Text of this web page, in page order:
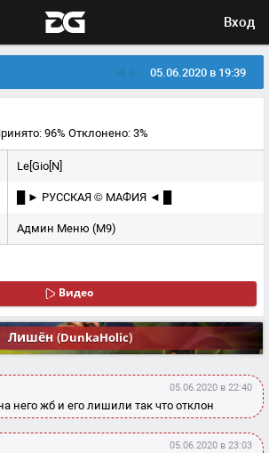
Вход
05.06.2020 в 19:39
96% Отклонено: 3%
Le[Gio[N]
█ ► РУССКАЯ © МАФИЯ ◄ █
Админ Меню (М9)
Видео
Лишён (DunkaHolic)
05.06.2020 в 22:40
него жб и его лишили так что отклон
05.06.2020 в 23:03